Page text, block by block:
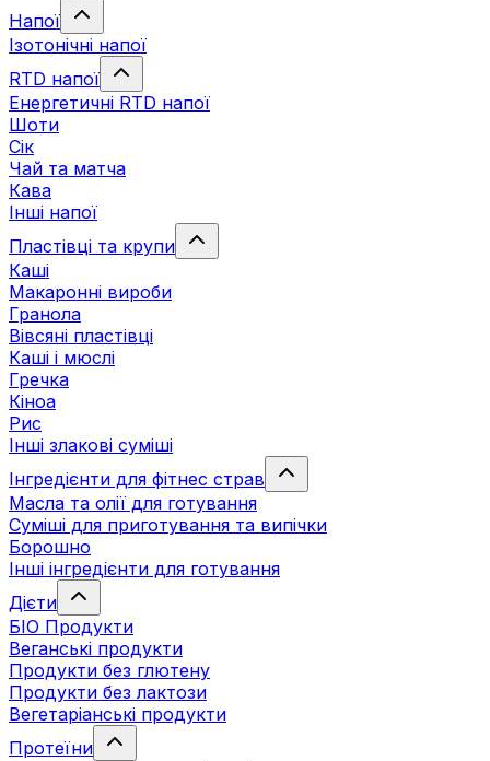
Напої
Ізотонічні напої
RTD напої
Енергетичні RTD напої
Шоти
Сік
Чай та матча
Кава
Інші напої
Пластівці та крупи
Каші
Макаронні вироби
Гранола
Вівсяні пластівці
Каші і мюслі
Гречка
Кіноа
Рис
Інші злакові суміші
Інгредієнти для фітнес страв
Масла та олії для готування
Суміші для приготування та випічки
Борошно
Інші інгредієнти для готування
Дієти
БІО Продукти
Веганські продукти
Продукти без глютену
Продукти без лактози
Вегетаріанські продукти
Протеїни